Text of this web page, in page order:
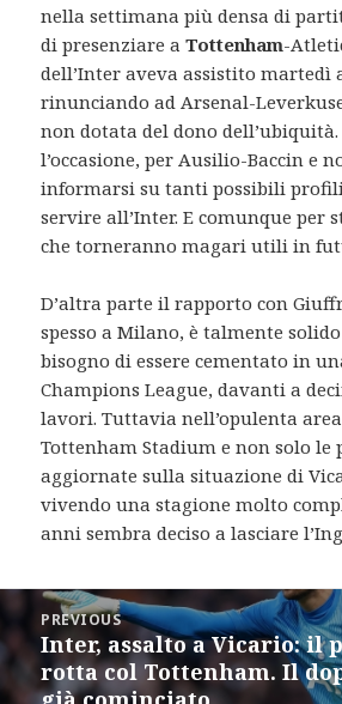
nella settimana più densa di
di presenziare aTottenham-
dell’Inter aveva assistito martedì
rinunciando ad Arsenal-
non dotata del dono dell’ubiquità.
l’occasione, per Ausilio-Baccin e
informarsi su tanti possibili profili
servire all’Inter. E comunque per
che torneranno magari utili in
D’altra parte il rapporto con
spesso a Milano, è talmente
bisogno di essere cementato in
Champions League, davanti a
lavori. Tuttavia nell’opulenta
Tottenham Stadium e non solo le
aggiornate sulla situazione di
vivendo una stagione molto
anni sembra deciso a lasciare
Post
navigation
PREVIOUS
Previous
post:
Inter, assalto a Vicario: il
rotta col Tottenham. Il